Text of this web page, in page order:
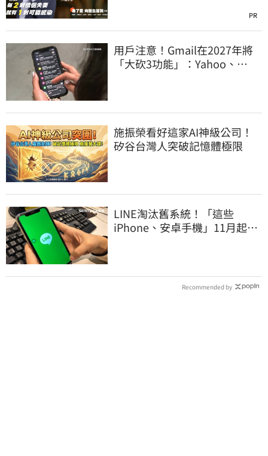
PR
用戶注意！Gmail在2027年將
「大砍3功能」：Yahoo、
施振榮看好這家AI神級公司！
矽谷台灣人突破記憶體極限
LINE淘汰舊系統！「這些
iPhone、安卓手機」11月起無
Recommended by